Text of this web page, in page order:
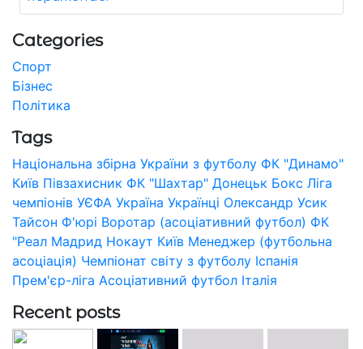
Categories
Спорт
Бізнес
Політика
Tags
Національна збірна України з футболу ФК "Динамо"
Київ Півзахисник ФК "Шахтар" Донецьк Бокс Ліга
чемпіонів УЄФА Україна Українці Олександр Усик
Тайсон Ф'юрі Воротар (асоціативний футбол) ФК
"Реал Мадрид Нокаут Київ Менеджер (футбольна
асоціація) Чемпіонат світу з футболу Іспанія
Прем'єр-ліга Асоціативний футбол Італія
Recent posts